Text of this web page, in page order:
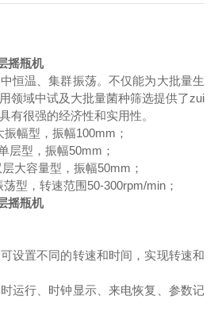
摇瓶机
恒温、集群振荡。不仅能为大批量生
领域中试及大批量菌种筛选提供了zui
有很强的经济性和实用性。
幅型，振幅100mm；
层型，振幅50mm；
大容量型，振幅50mm；
型，转速范围50-300rpm/min；
摇瓶机
设置不同的转速和时间，实现转速和
运行、时钟显示、来电恢复、参数记